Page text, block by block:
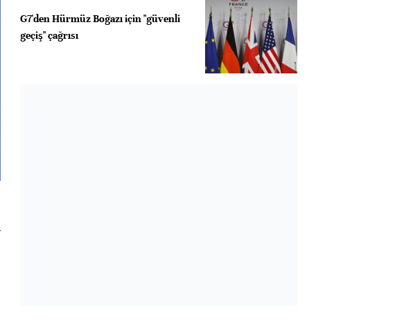
G7'den Hürmüz Boğazı için "güvenli
geçiş" çağrısı